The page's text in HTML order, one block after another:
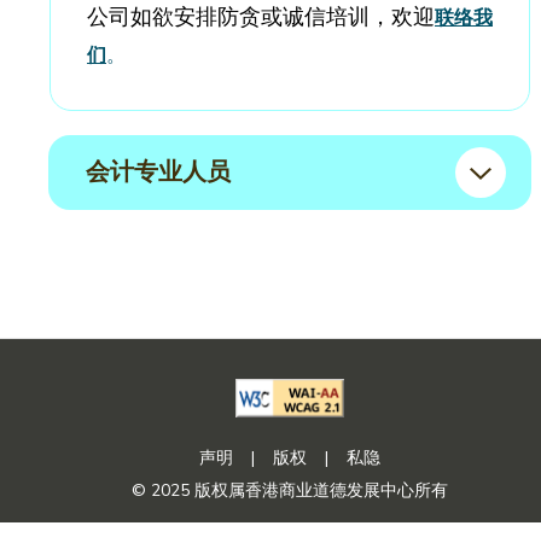
公司如欲安排防贪或诚信培训，欢迎联络我
们。
会计专业人员
声明 | 版权 |
私隐
© 2025 版权属香港商业道德发展中心所有